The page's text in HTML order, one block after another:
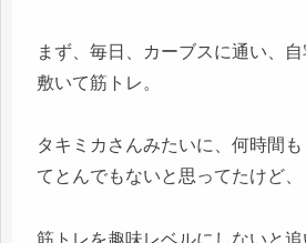
まず、毎日、カーブスに通い、
敷いて筋トレ。
タキミカさんみたいに、何時間
てとんでもないと思ってたけど、